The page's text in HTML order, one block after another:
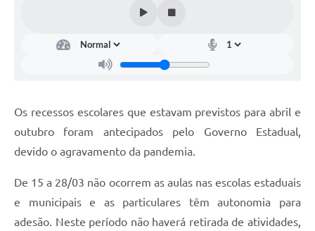
Feriados Municipais
Bairros Rurais
História
Galeria de Fotos
Os recessos escolares que estavam previstos para abril e
outubro foram antecipados pelo Governo Estadual,
devido o agravamento da pandemia.
De 15 a 28/03 não ocorrem as aulas nas escolas estaduais
e municipais e as particulares têm autonomia para
adesão. Neste período não haverá retirada de atividades,